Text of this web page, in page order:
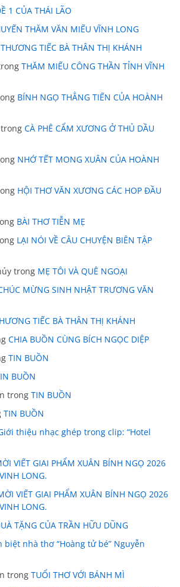
1 CỦA THÁI LÃO
THĂM VĂN MIẾU VĨNH LONG
THƯƠNG TIẾC BÀ THÂN THỊ KHÁNH
THĂM MIẾU CÔNG THẦN TỈNH VĨNH
BÍNH NGỌ THẲNG TIẾN CỦA HOÀNH
trongCÀ PHÊ CẨM XƯƠNG Ở THỦ DẦU
NHỚ TẾT MONG XUÂN CỦA HOÀNH
HỘI THƠ VĂN XƯƠNG CÁC HOP ĐẦU
BÀI THƠ TIỄN MẸ
LẠI NÓI VỀ CÂU CHUYỆN BIÊN TẬP
trong MẸ TÔI VÀ QUÊ NGOẠI
MỪNG SINH NHẬT TRƯƠNG VĂN
TIẾC BÀ THÂN THỊ KHÁNH
CHIA BUỒN CÙNG BÍCH NGỌC DIỆP
TIN BUỒN
BUỒN
trongTIN BUỒN
TIN BUỒN
thiệu nhạc ghép trong clip: “Hotel
VIẾT GIAI PHẨM XUÂN BÍNH NGỌ 2026
LONG.
VIẾT GIAI PHẨM XUÂN BÍNH NGỌ 2026
LONG.
TẶNG CỦA TRẦN HỮU DŨNG
biệt nhà thơ “Hoàng tử bé” Nguyễn
trongTUỔI THƠ VỚI BÁNH MÌ